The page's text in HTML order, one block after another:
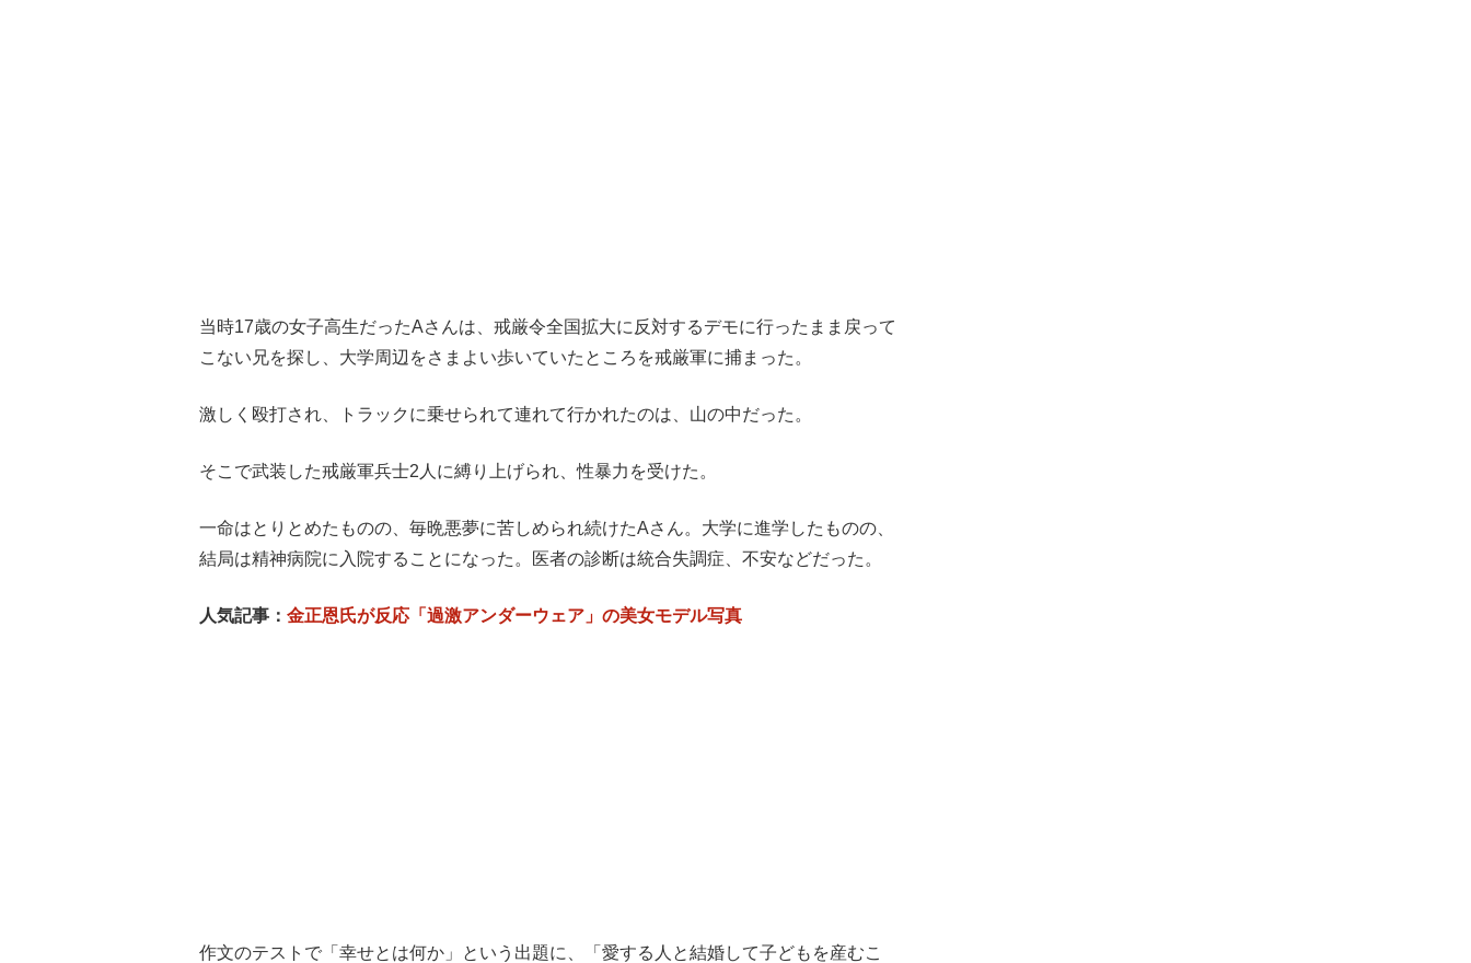
当時17歳の女子高生だったAさんは、戒厳令全国拡大に反対するデモに行ったまま戻って
こない兄を探し、大学周辺をさまよい歩いていたところを戒厳軍に捕まった。
激しく殴打され、トラックに乗せられて連れて行かれたのは、山の中だった。
そこで武装した戒厳軍兵士2人に縛り上げられ、性暴力を受けた。
一命はとりとめたものの、毎晩悪夢に苦しめられ続けたAさん。大学に進学したものの、
結局は精神病院に入院することになった。医者の診断は統合失調症、不安などだった。
人気記事： 金正恩氏が反応「過激アンダーウェア」の美女モデル写真
作文のテストで「幸せとは何か」という出題に、「愛する人と結婚して子どもを産むこ